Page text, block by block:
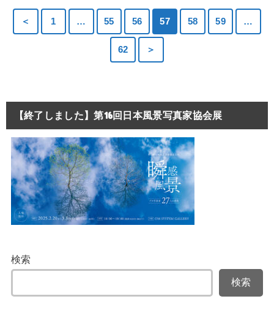
＜ 1 … 55 56 57 58 59 …
62 ＞
【終了しました】第16回日本風景写真家協会展
検索
検索